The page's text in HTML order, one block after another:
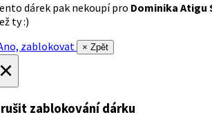
dárek pak nekoupí pro Dominika Atigu
ty :)
zablokovat
× Zpět
zablokování dárku